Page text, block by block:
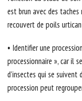
est brun avec des
recouvert de poils
• Identifier une
processionnaire », car il
d’insectes qui se
procession peut